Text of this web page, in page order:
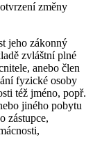
změny
jeho zákonný
zvláštní plné
anebo člen
fyzické osoby
též jméno, popř.
jiného pobytu
zástupce,